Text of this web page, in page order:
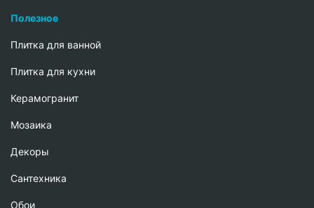
Полезное
Плитка для ванной
Плитка для кухни
Керамогранит
Мозаика
Декоры
Сантехника
Обои